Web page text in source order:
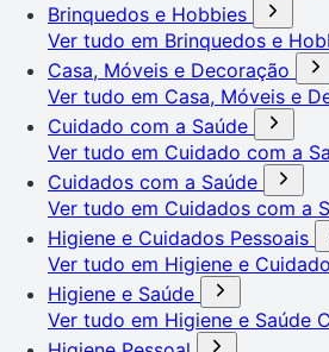
Brinquedos e Hobbies
Ver tudo em Brinquedos e
Casa, Móveis e Decoração
Ver tudo em Casa, Móveis e
Cuidado com a Saúde
Ver tudo em Cuidado com a
Cuidados com a Saúde
Ver tudo em Cuidados com a
Higiene e Cuidados Pessoais
Ver tudo em Higiene e
Higiene e Saúde
Ver tudo em Higiene e Saúde